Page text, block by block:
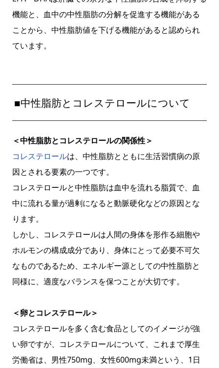
機能と、血中の中性脂肪の分解を促進する機能がある
ことから、中性脂肪値を下げる機能があると認められ
ています。
■中性脂肪とコレステロールについて
＜中性脂肪とコレステロールの関係性＞
コレステロールは、中性脂肪とともに生活習慣病の原
因とされる要素の一つです。
コレステロールと中性脂肪は血中を流れる脂質で、血
中に流れる量が過剰になると動脈硬化などの原因とな
ります。
しかし、コレステロールは人間の身体を形作る細胞や
ホルモンの構成成分であり、身体にとって必要不可欠
なものであるため、エネルギー源としての中性脂肪と
同様に、適度なバランスを保つことが大切です。
＜卵とコレステロール＞
コレステロールを多く含む食品としてのイメージが強
い卵ですが、コレステロールについて、これまで厚生
労働省は、男性750mg、女性600mg未満という、1日